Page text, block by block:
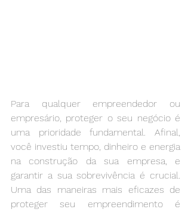
Para qualquer empreendedor ou
empresário, proteger o seu negócio é
uma prioridade fundamental. Afinal,
você investiu tempo, dinheiro e energia
na construção da sua empresa, e
garantir a sua sobrevivência é crucial.
Uma das maneiras mais eficazes de
proteger seu empreendimento é